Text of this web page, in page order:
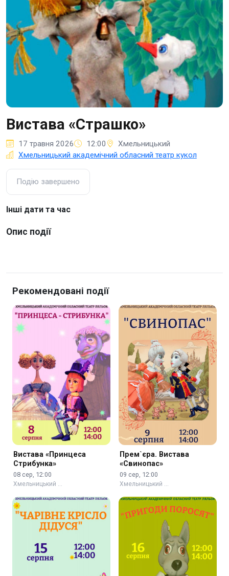
Вистава «Страшко»
17 травня 2026 12:00
Хмельницький
Хмельницький академічний обласний театр кукол
Подію завершено
Інші дати та час
Опис події
Рекомендовані події
Вистава «Принцеса
Стрибунка»
08 сер, 12:00
Хмельницький …
Прем`єра. Вистава
«Свинопас»
09 сер, 12:00
Хмельницький …